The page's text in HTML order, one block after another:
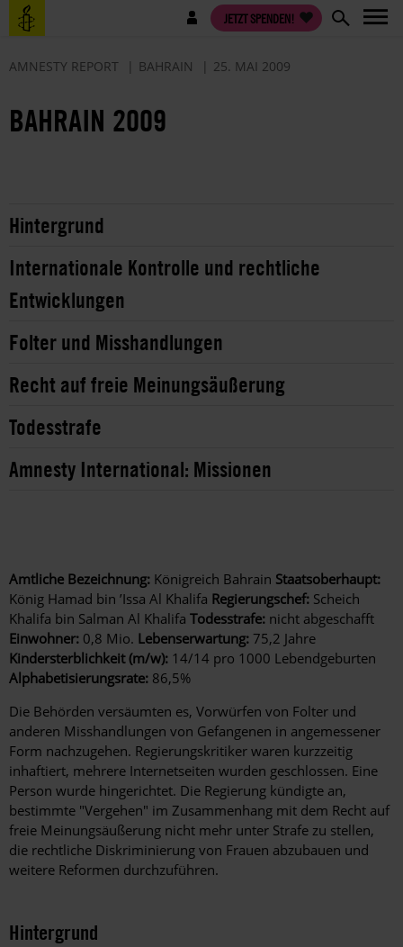
Direkt
zum
Benutzermenü JETZT SPENDEN!
AMNESTY REPORT BAHRAIN 25. MAI 2009
BAHRAIN 2009
Hintergrund
Internationale Kontrolle und rechtliche
Entwicklungen
Folter und Misshandlungen
Recht auf freie Meinungsäußerung
Todesstrafe
Amnesty International: Missionen
Amtliche Bezeichnung: Königreich Bahrain Staatsoberhaupt:
König Hamad bin ’Issa Al Khalifa Regierungschef: Scheich
Khalifa bin Salman Al Khalifa Todesstrafe: nicht abgeschafft
Einwohner: 0,8 Mio. Lebenserwartung: 75,2 Jahre
Kindersterblichkeit (m/w): 14/14 pro 1000 Lebendgeburten
Alphabetisierungsrate: 86,5%
Die Behörden versäumten es, Vorwürfen von Folter und
anderen Misshandlungen von Gefangenen in angemessener
Form nachzugehen. Regierungskritiker waren kurzzeitig
inhaftiert, mehrere Internetseiten wurden geschlossen. Eine
Person wurde hingerichtet. Die Regierung kündigte an,
bestimmte "Vergehen" im Zusammenhang mit dem Recht auf
freie Meinungsäußerung nicht mehr unter Strafe zu stellen,
die rechtliche Diskriminierung von Frauen abzubauen und
weitere Reformen durchzuführen.
Hintergrund